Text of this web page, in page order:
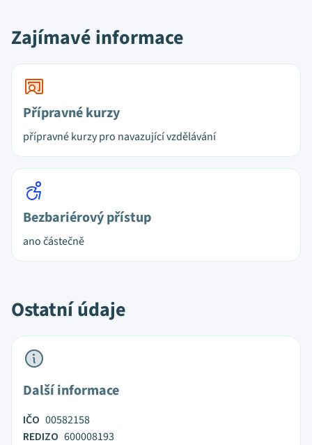
Zajímavé informace
Přípravné kurzy
přípravné kurzy pro navazující vzdělávání
Bezbariérový přístup
ano částečně
Ostatní údaje
Další informace
IČO 00582158
REDIZO 600008193